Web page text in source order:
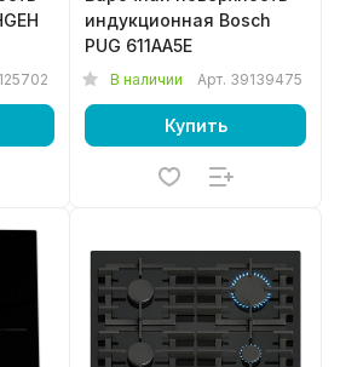
индукционная Bosch
PUG 611AA5E
В наличии Арт. 39139475
Купить